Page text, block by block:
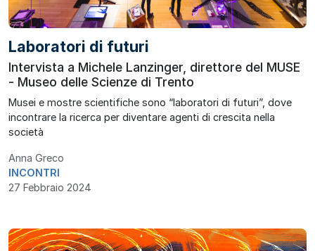
Laboratori di futuri
Intervista a Michele Lanzinger, direttore del MUSE
- Museo delle Scienze di Trento
Musei e mostre scientifiche sono “laboratori di futuri”, dove
incontrare la ricerca per diventare agenti di crescita nella
società
Anna Greco
INCONTRI
27 Febbraio 2024